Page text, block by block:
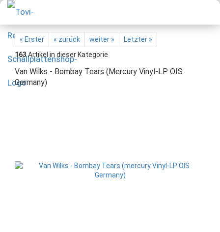
« Erster « zurück weiter »
Letzter »
163Artikel in dieser Kategorie
Van Wilks - Bombay Tears (Mercury Vinyl-LP OIS
Germany)